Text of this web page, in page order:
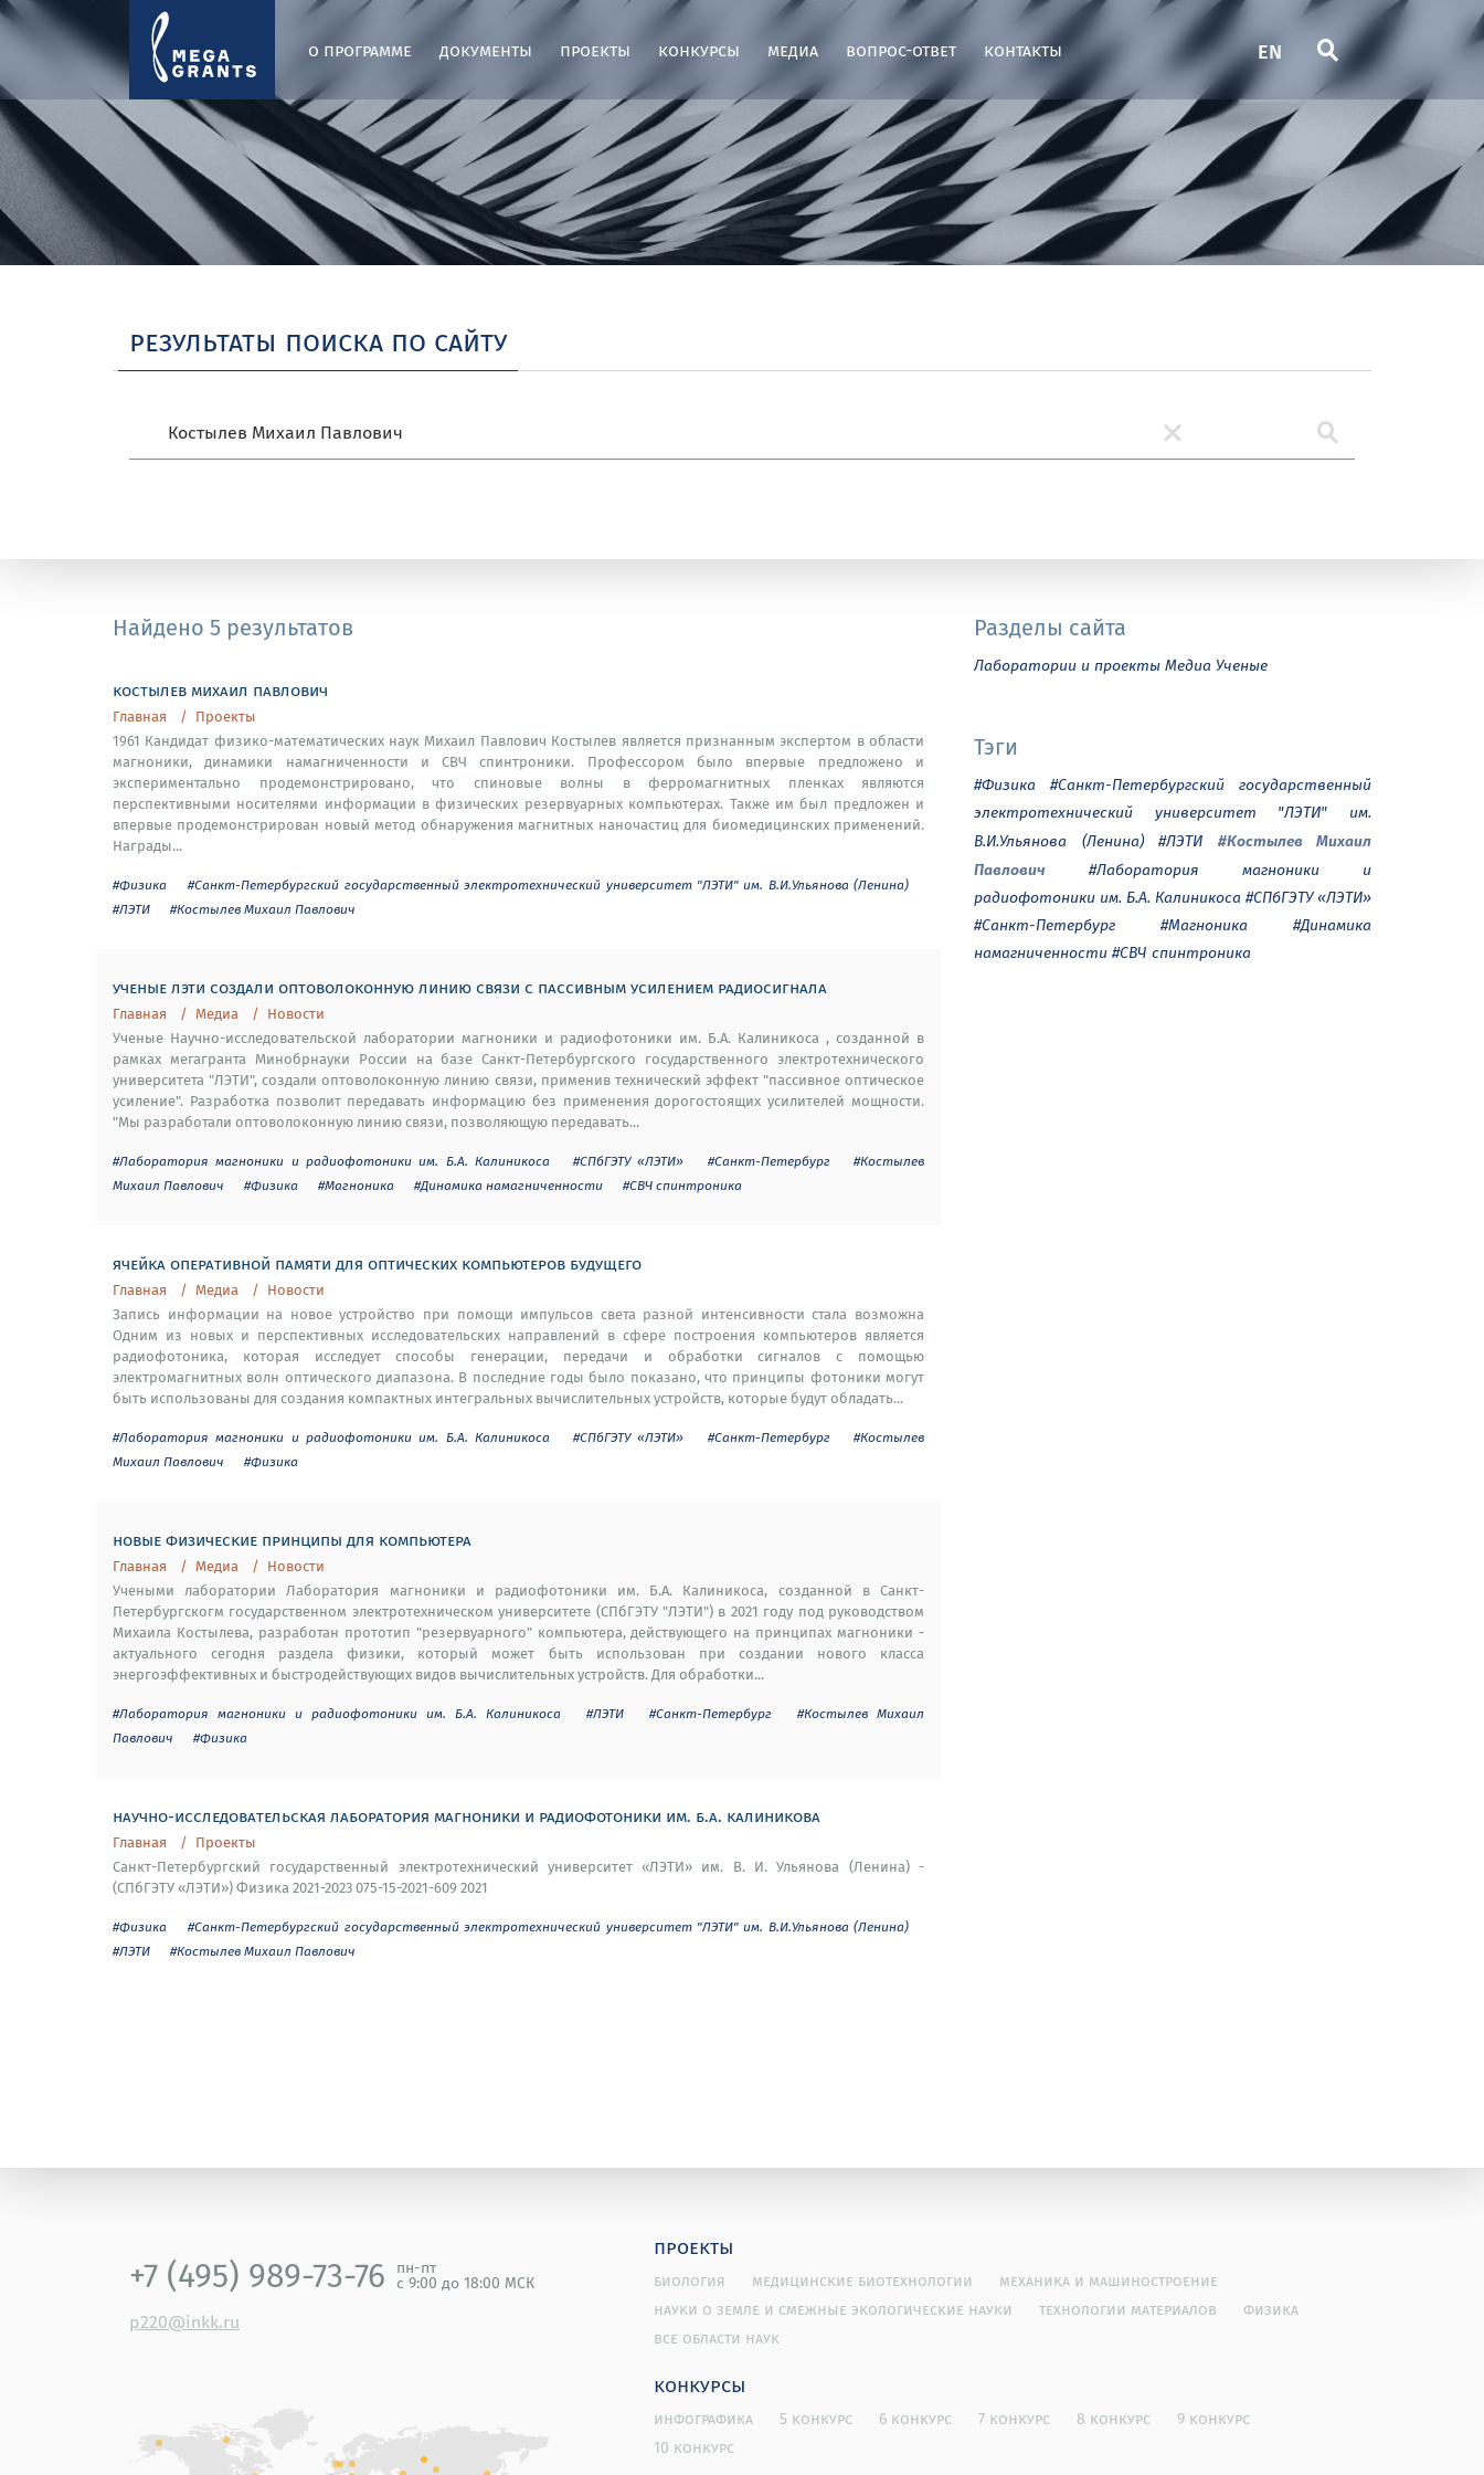
о программе документы проекты конкурсы медиа вопрос-ответ контакты EN
результаты поиска по сайту
Найдено 5 результатов
костылев михаил павлович
Главная
Проекты
1961 Кандидат физико-математических наук Михаил Павлович Костылев является признанным экспертом в области
магноники, динамики намагниченности и СВЧ спинтроники. Профессором было впервые предложено и
экспериментально продемонстрировано, что спиновые волны в ферромагнитных пленках являются
перспективными носителями информации в физических резервуарных компьютерах. Также им был предложен и
впервые продемонстрирован новый метод обнаружения магнитных наночастиц для биомедицинских применений.
Награды...
#Физика
#Санкт-Петербургский государственный электротехнический университет "ЛЭТИ" им. В.И.Ульянова (Ленина)
#ЛЭТИ
#Костылев Михаил Павлович
ученые лэти создали оптоволоконную линию связи с пассивным усилением радиосигнала
Главная Медиа
Новости
Ученые Научно-исследовательской лаборатории магноники и радиофотоники им. Б.А. Калиникоса , созданной в
рамках мегагранта Минобрнауки России на базе Санкт-Петербургского государственного электротехнического
университета "ЛЭТИ", создали оптоволоконную линию связи, применив технический эффект "пассивное оптическое
усиление". Разработка позволит передавать информацию без применения дорогостоящих усилителей мощности.
"Мы разработали оптоволоконную линию связи, позволяющую передавать...
#Лаборатория магноники и радиофотоники им. Б.А. Калиникоса #СПбГЭТУ «ЛЭТИ» #Санкт-Петербург
#Костылев
Михаил Павлович
#Физика #Магноника #Динамика намагниченности #СВЧ спинтроника
ячейка оперативной памяти для оптических компьютеров будущего
Главная Медиа
Новости
Запись информации на новое устройство при помощи импульсов света разной интенсивности стала возможна
Одним из новых и перспективных исследовательских направлений в сфере построения компьютеров является
радиофотоника, которая исследует способы генерации, передачи и обработки сигналов с помощью
электромагнитных волн оптического диапазона. В последние годы было показано, что принципы фотоники могут
быть использованы для создания компактных интегральных вычислительных устройств, которые будут обладать...
#Лаборатория магноники и радиофотоники им. Б.А. Калиникоса #СПбГЭТУ «ЛЭТИ» #Санкт-Петербург
#Костылев
Михаил Павлович
#Физика
новые физические принципы для компьютера
Главная Медиа
Новости
Учеными лаборатории Лаборатория магноники и радиофотоники им. Б.А. Калиникоса, созданной в Санкт-
Петербургскогм государственном электротехническом университете (СПбГЭТУ "ЛЭТИ") в 2021 году под руководством
Михаила Костылева, разработан прототип "резервуарного" компьютера, действующего на принципах магноники -
актуального сегодня раздела физики, который может быть использован при создании нового класса
энергоэффективных и быстродействующих видов вычислительных устройств. Для обработки...
#Лаборатория магноники и радиофотоники им. Б.А. Калиникоса #ЛЭТИ #Санкт-Петербург
#Костылев Михаил
Павлович
#Физика
научно-исследовательская лаборатория магноники и радиофотоники им. б.а. калиникова
Главная
Проекты
Санкт-Петербургский государственный электротехнический университет «ЛЭТИ» им. В. И. Ульянова (Ленина) -
(СПбГЭТУ «ЛЭТИ») Физика 2021-2023 075-15-2021-609 2021
#Физика
#Санкт-Петербургский государственный электротехнический университет "ЛЭТИ" им. В.И.Ульянова (Ленина)
#ЛЭТИ
#Костылев Михаил Павлович
Разделы сайта
Лаборатории и проекты Медиа Ученые
Тэги
#Физика
#Санкт-Петербургский государственный
электротехнический университет "ЛЭТИ" им.
В.И.Ульянова (Ленина)
#ЛЭТИ
#Костылев Михаил
Павлович
#Лаборатория магноники и
радиофотоники им. Б.А. Калиникоса #СПбГЭТУ «ЛЭТИ»
#Санкт-Петербург
#Магноника
#Динамика
намагниченности #СВЧ спинтроника
+7 (495) 989-73-76 пн-пт
с 9:00 до 18:00 МСК
p220@inkk.ru
проекты
биология медицинские биотехнологии
механика и машиностроение
науки о земле и смежные экологические науки
технологии материалов
физика
все области наук
конкурсы
инфографика 5 конкурс 6 конкурс 7 конкурс 8 конкурс
9 конкурс
10 конкурс